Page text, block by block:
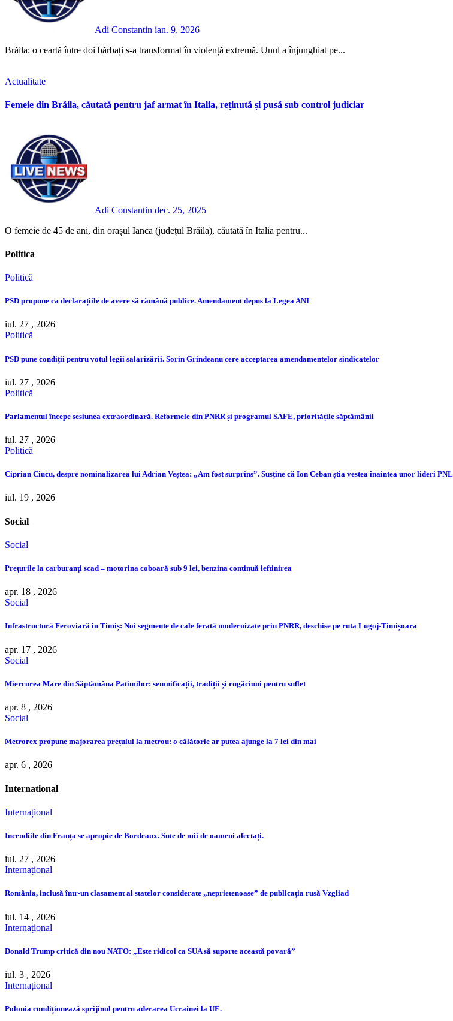
Adi Constantin ian. 9, 2026
Brăila: o ceartă între doi bărbați s-a transformat în violență extremă. Unul a înjunghiat pe...
Actualitate
Femeie din Brăila, căutată pentru jaf armat în Italia, reținută și pusă sub control judiciar
Adi Constantin dec. 25, 2025
O femeie de 45 de ani, din orașul Ianca (județul Brăila), căutată în Italia pentru...
Politica
Politică
PSD propune ca declarațiile de avere să rămână publice. Amendament depus la Legea ANI
iul. 27 , 2026
Politică
PSD pune condiții pentru votul legii salarizării. Sorin Grindeanu cere acceptarea amendamentelor sindicatelor
iul. 27 , 2026
Politică
Parlamentul începe sesiunea extraordinară. Reformele din PNRR și programul SAFE, prioritățile săptămânii
iul. 27 , 2026
Politică
Ciprian Ciucu, despre nominalizarea lui Adrian Veștea: „Am fost surprins”. Susține că Ion Ceban știa vestea înaintea unor lideri PNL
iul. 19 , 2026
Social
Social
Prețurile la carburanți scad – motorina coboară sub 9 lei, benzina continuă ieftinirea
apr. 18 , 2026
Social
Infrastructură Feroviară în Timiș: Noi segmente de cale ferată modernizate prin PNRR, deschise pe ruta Lugoj-Timișoara
apr. 17 , 2026
Social
Miercurea Mare din Săptămâna Patimilor: semnificații, tradiții și rugăciuni pentru suflet
apr. 8 , 2026
Social
Metrorex propune majorarea prețului la metrou: o călătorie ar putea ajunge la 7 lei din mai
apr. 6 , 2026
International
Internațional
Incendiile din Franța se apropie de Bordeaux. Sute de mii de oameni afectați.
iul. 27 , 2026
Internațional
România, inclusă într-un clasament al statelor considerate „neprietenoase” de publicația rusă Vzgliad
iul. 14 , 2026
Internațional
Donald Trump critică din nou NATO: „Este ridicol ca SUA să suporte această povară”
iul. 3 , 2026
Internațional
Polonia condiționează sprijinul pentru aderarea Ucrainei la UE.